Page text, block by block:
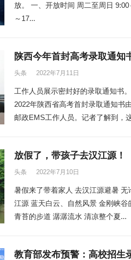
放。 一、开放时间 周二至周日
～17...
陕西今年首封高考录取通知
头条 2022年7月11日
工作人员展示密封好的录取通知书
2022年陕西省高考首封录取通知书
邮政EMS工作人员。记者了解到，
放假了，带孩子去汉江源！
头条 2022年7月10日
暑假来了带着家人 去汉江源避暑
江源 蓝天白云、自然风景 金刚峡
青苔的步道 潺潺流水 清凉整个夏...
教育部发布预警：高校招生